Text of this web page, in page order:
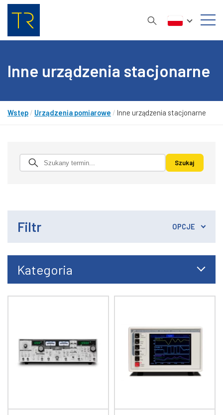
Inne urządzenia stacjonarne
Wstęp / Urządzenia pomiarowe / Inne urządzenia stacjonarne
Filtr OPCJE
Kategoria